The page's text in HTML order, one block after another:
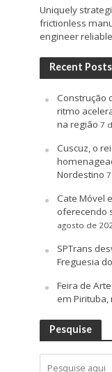
Uniquely
frictionless
engineer
Recent Posts
Construção
ritmo
na região 7
Cuscuz, o
Nordestino
Cate Móvel
oferecendo
agosto de
SPTrans
Freguesia
Feira de
em Pirituba,
Pesquise